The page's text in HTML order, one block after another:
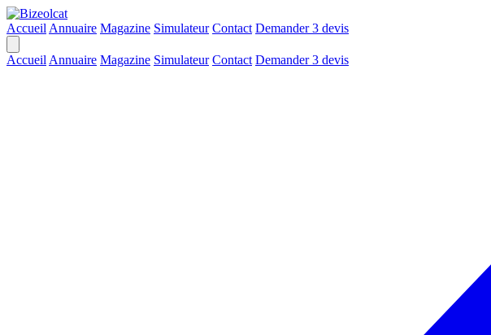
Accueil Annuaire Magazine Simulateur Contact Demander 3 devis
Accueil Annuaire Magazine Simulateur Contact Demander 3 devis